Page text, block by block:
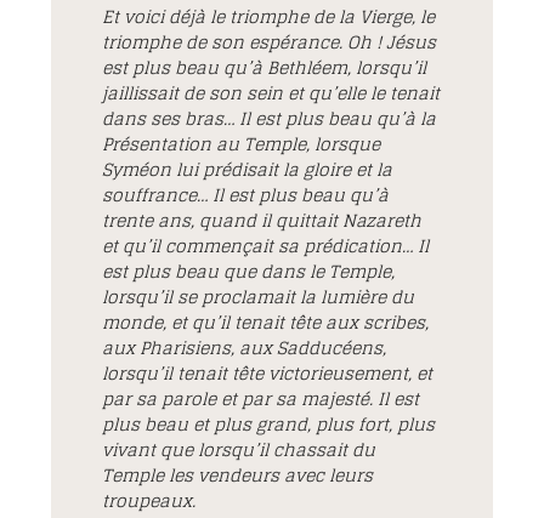
Et voici déjà le triomphe de la Vierge, le
triomphe de son espérance. Oh ! Jésus
est plus beau qu’à Bethléem, lorsqu’il
jaillissait de son sein et qu’elle le tenait
dans ses bras… Il est plus beau qu’à la
Présentation au Temple, lorsque
Syméon lui prédisait la gloire et la
souffrance… Il est plus beau qu’à
trente ans, quand il quittait Nazareth
et qu’il commençait sa prédication… Il
est plus beau que dans le Temple,
lorsqu’il se proclamait la lumière du
monde, et qu’il tenait tête aux scribes,
aux Pharisiens, aux Sadducéens,
lorsqu’il tenait tête victorieusement, et
par sa parole et par sa majesté. Il est
plus beau et plus grand, plus fort, plus
vivant que lorsqu’il chassait du
Temple les vendeurs avec leurs
troupeaux.